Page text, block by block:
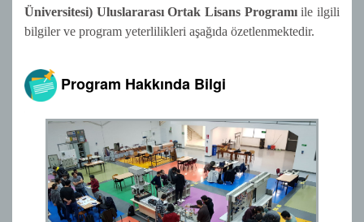
Üniversitesi) Uluslararası Ortak Lisans Programıile ilgili
bilgiler ve program yeterlilikleri aşağıda özetlenmektedir.
Program Hakkında Bilgi